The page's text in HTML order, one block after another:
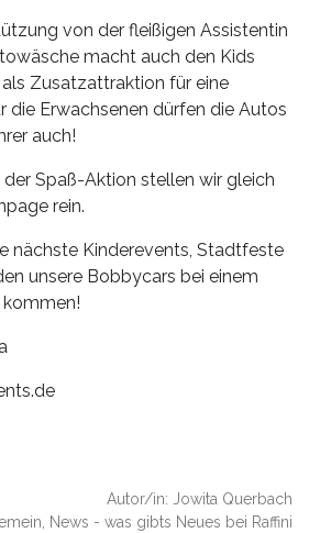
von der fleißigen Assistentin
macht auch den Kids
Zusatzattraktion für eine
die Erwachsenen dürfen die Autos
auch!
der Spaß-Aktion stellen wir gleich
rein.
nächste Kinderevents, Stadtfeste
unsere Bobbycars bei einem
kommen!
Autor/in: Jowita Querbach
News - was gibts Neues bei Raffini